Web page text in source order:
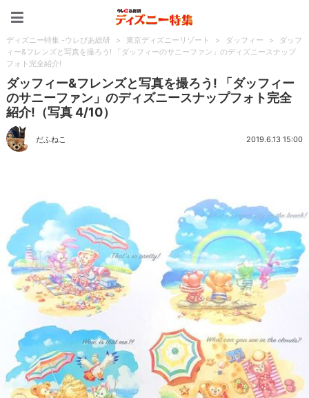
ディズニー特集 -ウレぴあ総研 > 東京ディズニーリゾート > ダッフィー >
ダッフ
ィー&フレンズと写真を撮ろう! 「ダッフィーのサニーファン」のディズニースナップ
フォト完全紹介!
ダッフィー&フレンズと写真を撮ろう! 「ダッフィー
のサニーファン」のディズニースナップフォト完全
紹介!（写真 4/10）
だふねこ 2019.6.13 15:00